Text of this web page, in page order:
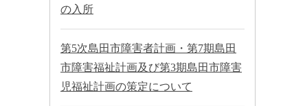
の入所
第5次島田市障害者計画・第7期島田
市障害福祉計画及び第3期島田市障害
児福祉計画の策定について